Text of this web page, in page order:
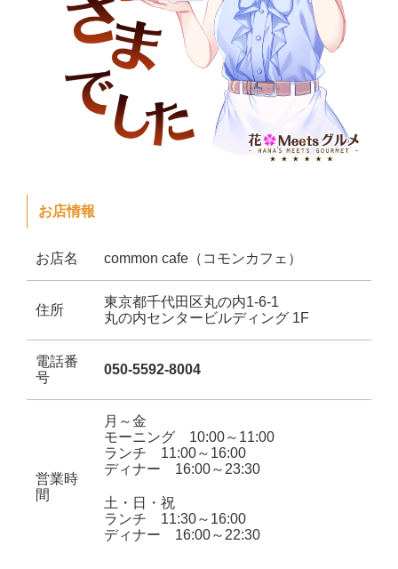
お店情報
お店名 common cafe（コモンカフェ）
住所
東京都千代田区丸の内1-6-1
丸の内センタービルディング 1F
電話番
号
050-5592-8004
営業時
間
月～金
モーニング 10:00～11:00
ランチ 11:00～16:00
ディナー 16:00～23:30
土・日・祝
ランチ 11:30～16:00
ディナー 16:00～22:30